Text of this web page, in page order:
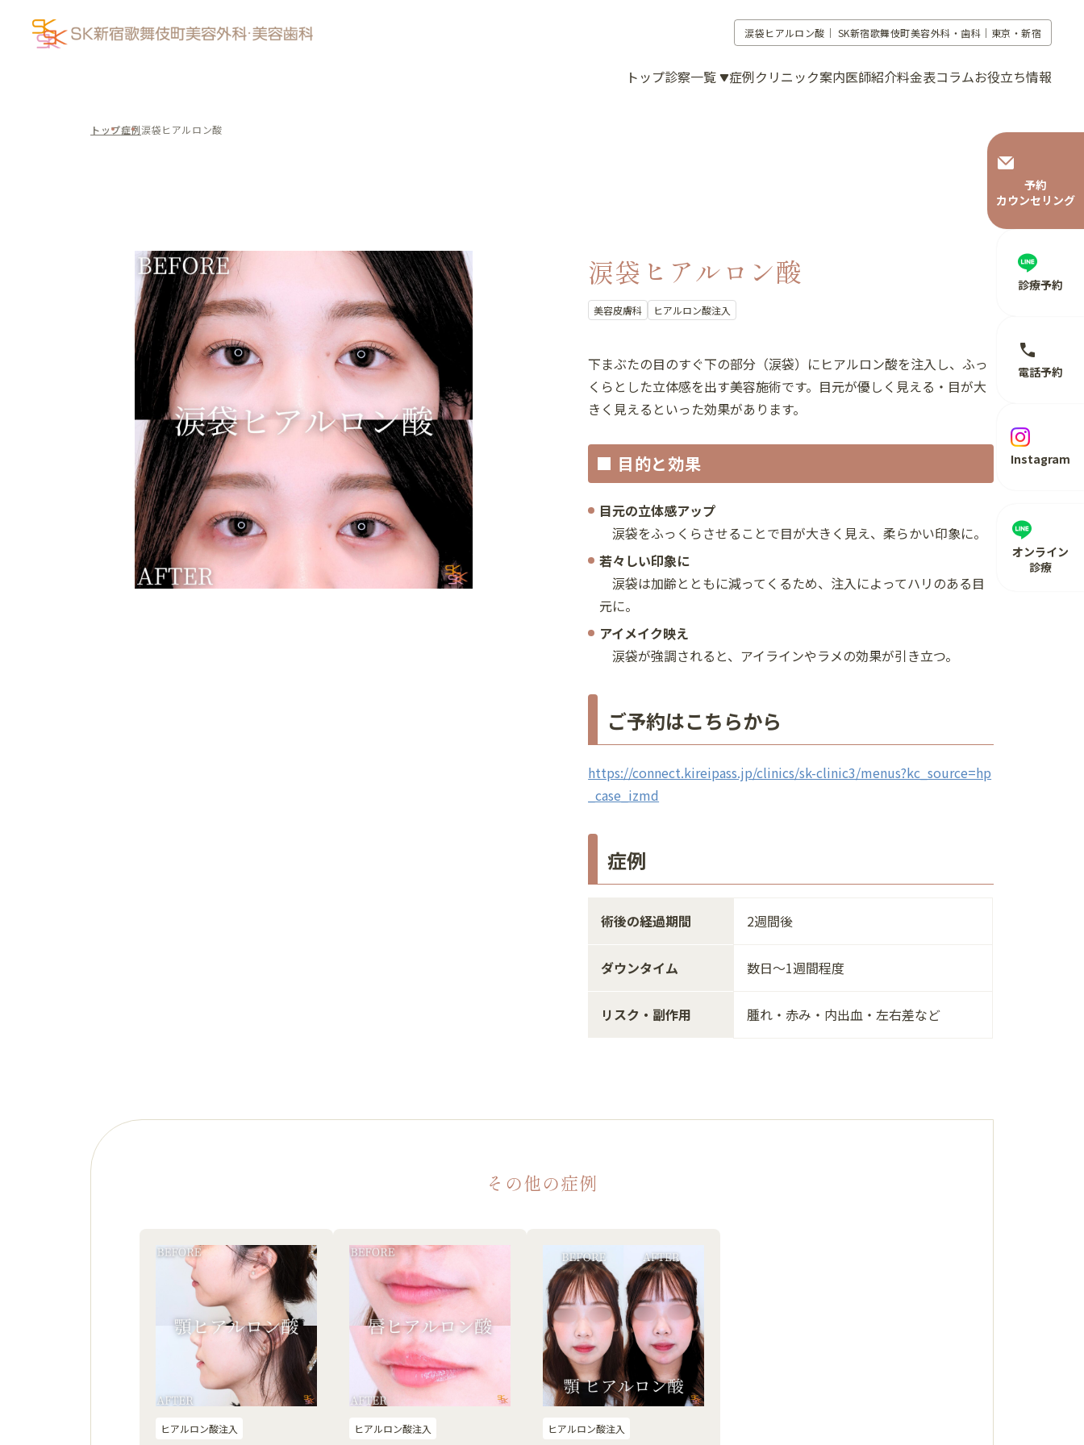
涙袋ヒアルロン酸｜ SK新宿歌舞伎町美容外科・歯科｜東京・新宿
トップ診察一覧 症例クリニック案内医師紹介料金表コラムお役立ち情報
Instagram
電話予約
診療予約
予約
カウンセリング
オンライン
診療
トップ症例涙袋ヒアルロン酸
涙袋ヒアルロン酸
美容皮膚科 ヒアルロン酸注入
下まぶたの目のすぐ下の部分（涙袋）にヒアルロン酸を注入し、ふっ
くらとした立体感を出す美容施術です。目元が優しく見える・目が大
きく見えるといった効果があります。
■ 目的と効果
目元の立体感アップ
涙袋をふっくらさせることで目が大きく見え、柔らかい印象に。
若々しい印象に
涙袋は加齢とともに減ってくるため、注入によってハリのある目
元に。
アイメイク映え
涙袋が強調されると、アイラインやラメの効果が引き立つ。
ご予約はこちらから
https://connect.kireipass.jp/clinics/sk-clinic3/menus?kc_source=hp
_case_izmd
症例
術後の経過期間 2週間後
ダウンタイム 数日～1週間程度
リスク・副作用 腫れ・赤み・内出血・左右差など
その他の症例
ヒアルロン酸注入 ヒアルロン酸注入 ヒアルロン酸注入